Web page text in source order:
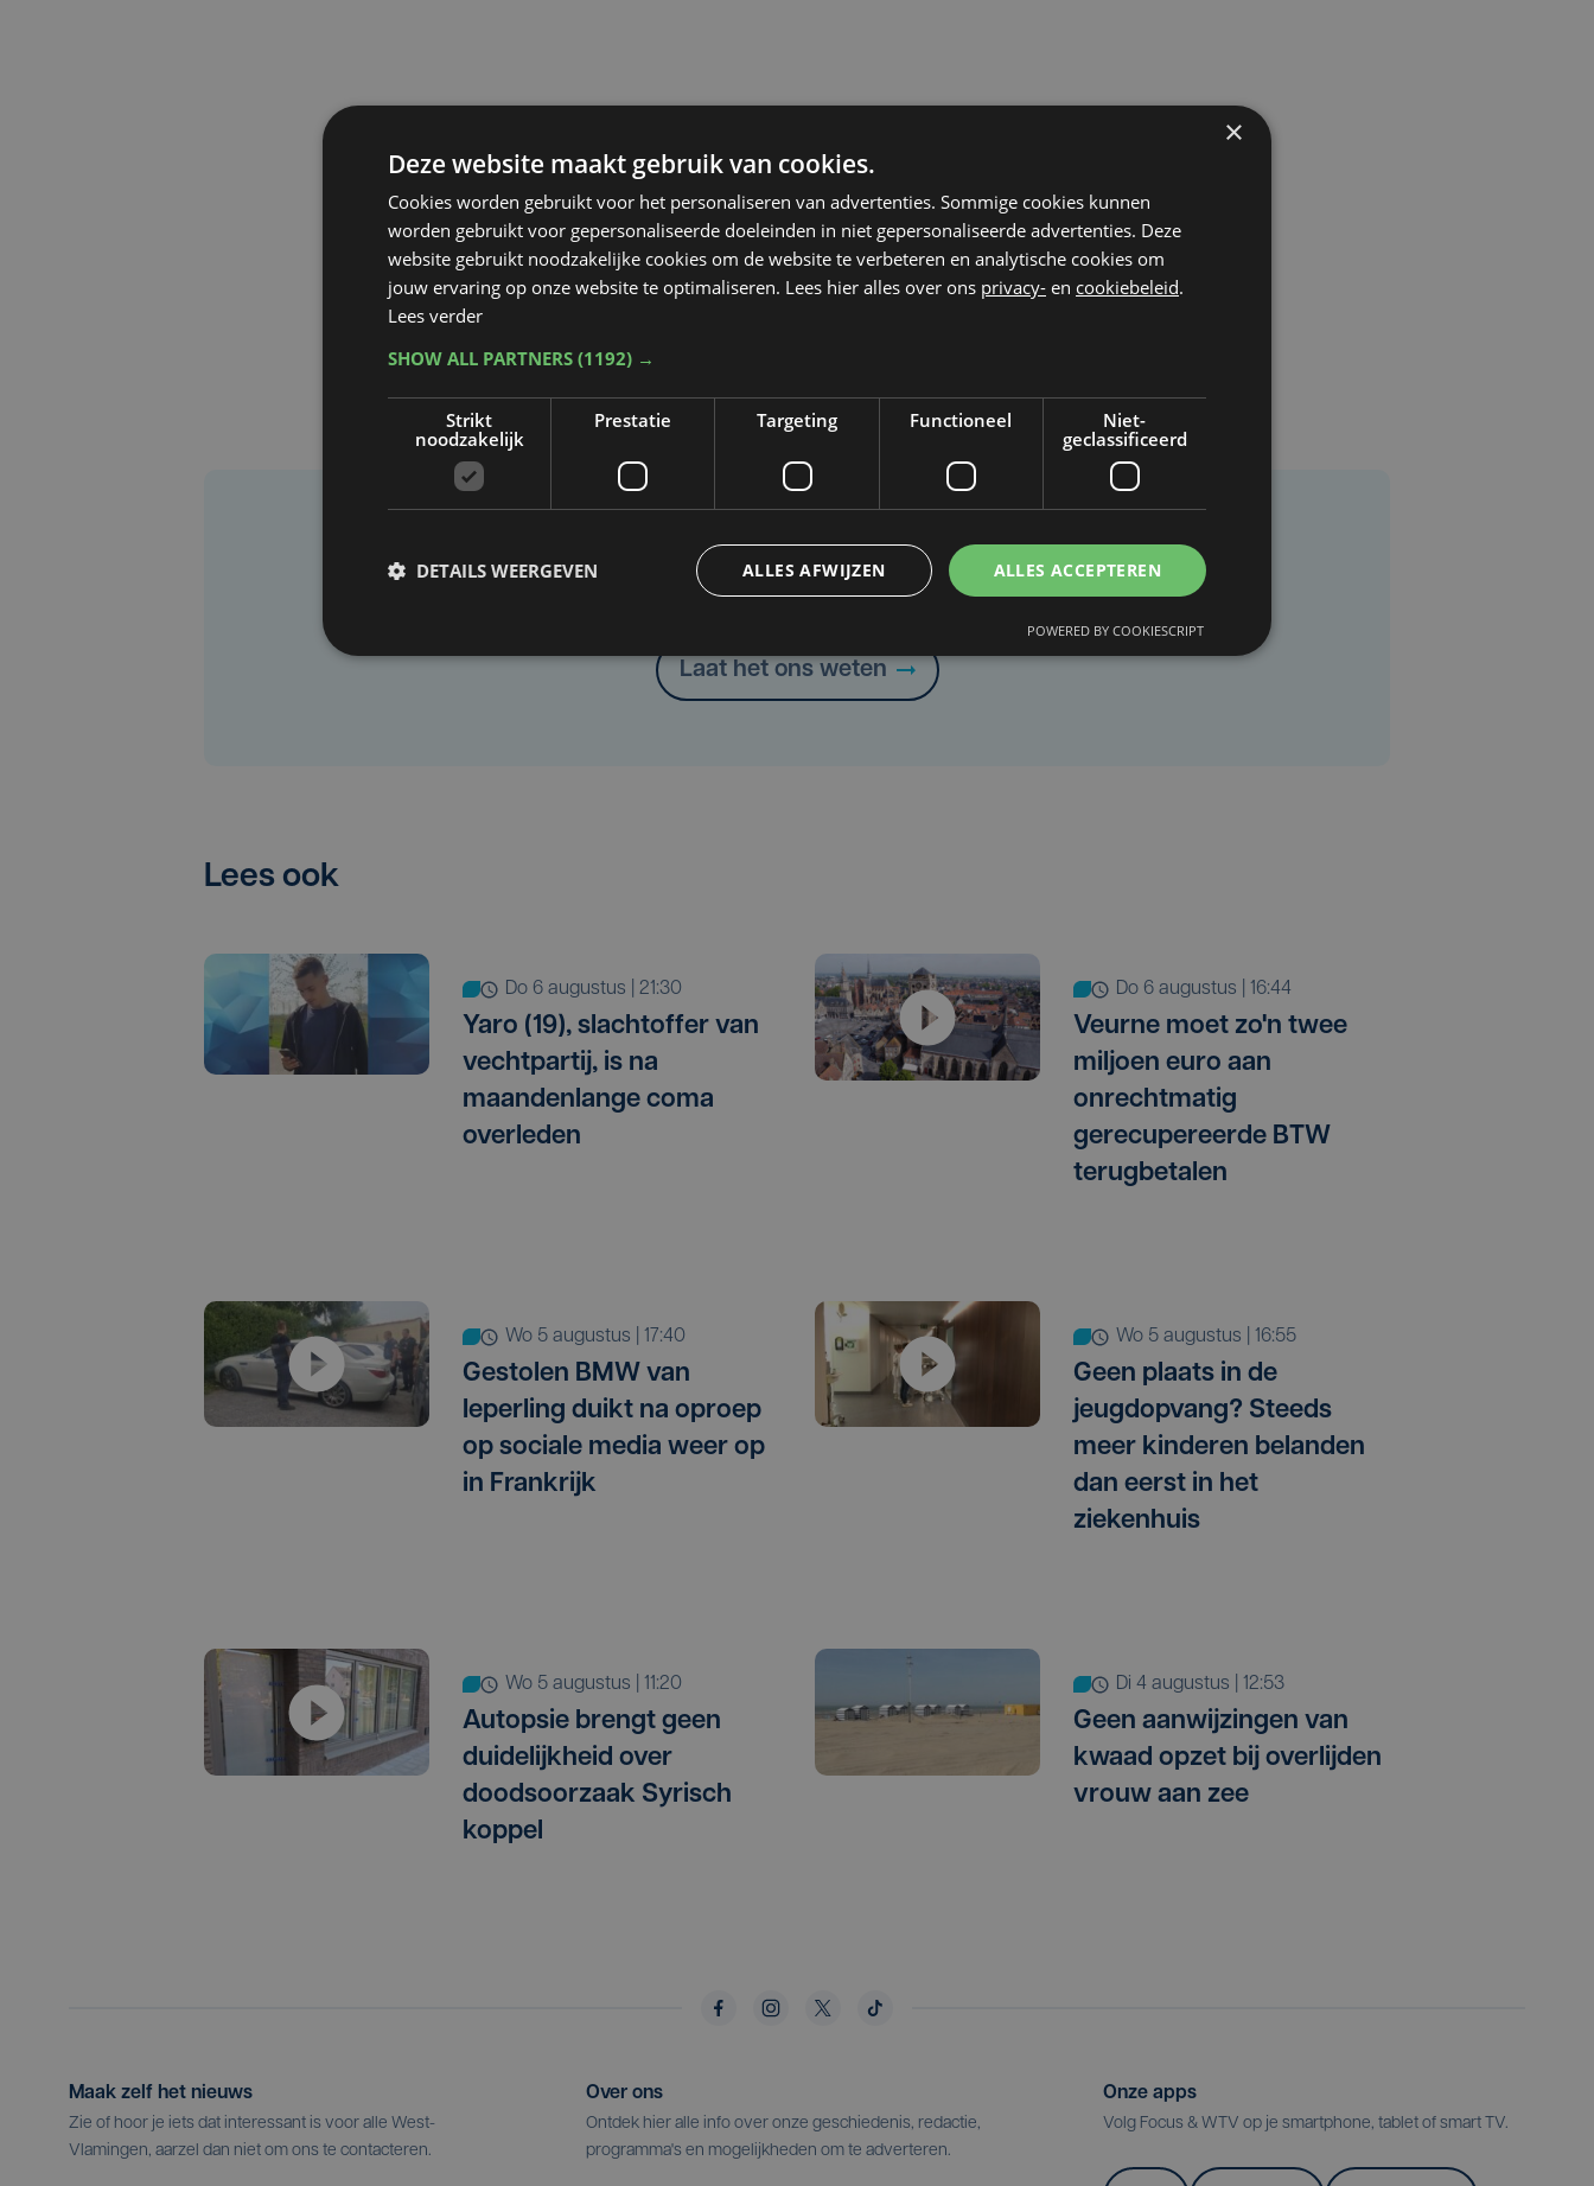
Taalfout opgemerkt?
Heb je een taal- of schrijffout opgemerkt in dit artikel?
Laat het ons weten
Lees ook
do 6 augustus | 21:30
Yaro (19), slachtoffer van
vechtpartij, is na
maandenlange coma
overleden
do 6 augustus | 16:44
Veurne moet zo'n twee
miljoen euro aan
onrechtmatig
gerecupereerde BTW
terugbetalen
wo 5 augustus | 17:40
Gestolen BMW van
Ieperling duikt na oproep
op sociale media weer op
in Frankrijk
wo 5 augustus | 16:55
Geen plaats in de
jeugdopvang? Steeds
meer kinderen belanden
dan eerst in het
ziekenhuis
wo 5 augustus | 11:20
Autopsie brengt geen
duidelijkheid over
doodsoorzaak Syrisch
koppel
di 4 augustus | 12:53
Geen aanwijzingen van
kwaad opzet bij overlijden
vrouw aan zee
Maak zelf het nieuws
Zie of hoor je iets dat interessant is voor alle West-
Vlamingen, aarzel dan niet om ons te contacteren.
Over ons
Ontdek hier alle info over onze geschiedenis, redactie,
programma's en mogelijkheden om te adverteren.
Onze apps
Volg Focus & WTV op je smartphone, tablet of smart TV.
×
Deze website maakt gebruik van cookies.
Cookies worden gebruikt voor het personaliseren van advertenties. Sommige cookies kunnen
worden gebruikt voor gepersonaliseerde doeleinden in niet gepersonaliseerde advertenties. Deze
website gebruikt noodzakelijke cookies om de website te verbeteren en analytische cookies om
jouw ervaring op onze website te optimaliseren. Lees hier alles over ons privacy- en cookiebeleid.
Lees verder
SHOW ALL PARTNERS (1192) →
Strikt
noodzakelijk
Prestatie Targeting Functioneel
Niet-
geclassificeerd
ALLES ACCEPTEREN
ALLES AFWIJZEN
DETAILS WEERGEVEN
POWERED BY COOKIESCRIPT